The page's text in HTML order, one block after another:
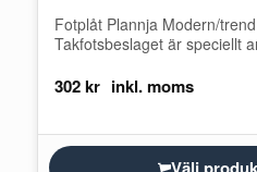
Fotplåt Plannja Modern/trend
Takfotsbeslaget är speciellt
används som avslutning vid
302kr